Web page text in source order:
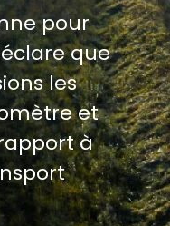
pour
que
les
et
à